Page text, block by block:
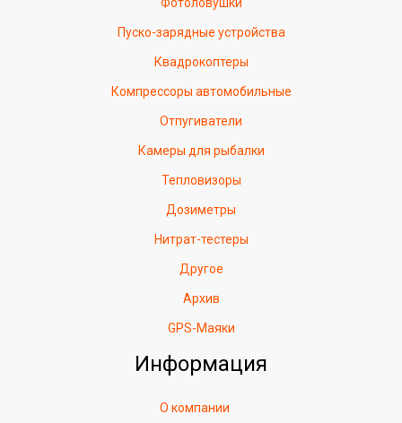
Пуско-зарядные устройства
Квадрокоптеры
Компрессоры автомобильные
Отпугиватели
Камеры для рыбалки
Тепловизоры
Дозиметры
Нитрат-тестеры
Другое
Архив
GPS-Маяки
Информация
О компании